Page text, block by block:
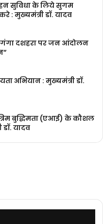
सुविधा के लिये सुगम
: मुख्यमंत्री डॉ. यादव
गंगा दशहरा पर जन आंदोलन
अभियान : मुख्यमंत्री डॉ.
बुद्धिमता (एआई) के कौशल
यादव